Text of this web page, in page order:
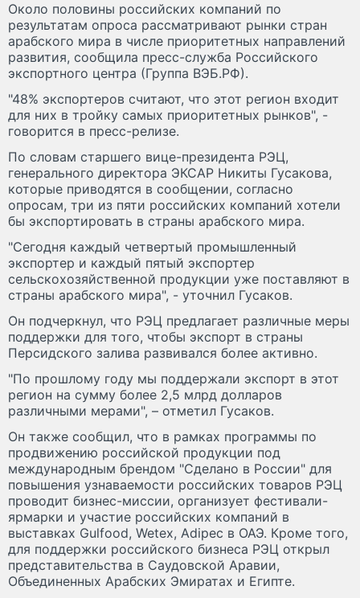
Около половины российских компаний по
результатам опроса рассматривают рынки стран
арабского мира в числе приоритетных направлений
развития, сообщила пресс-служба Российского
экспортного центра (Группа ВЭБ.РФ).
"48% экспортеров считают, что этот регион входит
для них в тройку самых приоритетных рынков", -
говорится в пресс-релизе.
По словам старшего вице-президента РЭЦ,
генерального директора ЭКСАР Никиты Гусакова,
которые приводятся в сообщении, согласно
опросам, три из пяти российских компаний хотели
бы экспортировать в страны арабского мира.
"Сегодня каждый четвертый промышленный
экспортер и каждый пятый экспортер
сельскохозяйственной продукции уже поставляют в
страны арабского мира", - уточнил Гусаков.
Он подчеркнул, что РЭЦ предлагает различные меры
поддержки для того, чтобы экспорт в страны
Персидского залива развивался более активно.
"По прошлому году мы поддержали экспорт в этот
регион на сумму более 2,5 млрд долларов
различными мерами", – отметил Гусаков.
Он также сообщил, что в рамках программы по
продвижению российской продукции под
международным брендом "Сделано в России" для
повышения узнаваемости российских товаров РЭЦ
проводит бизнес-миссии, организует фестивали-
ярмарки и участие российских компаний в
выставках Gulfood, Wetex, Adipec в ОАЭ. Кроме того,
для поддержки российского бизнеса РЭЦ открыл
представительства в Саудовской Аравии,
Объединенных Арабских Эмиратах и Египте.